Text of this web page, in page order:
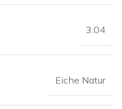
3.04
Eiche Natur